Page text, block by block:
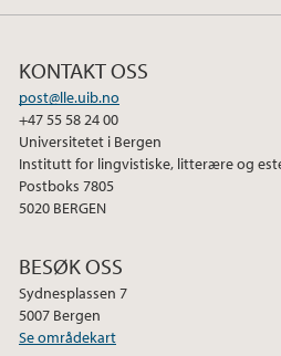
KONTAKT OSS
post@lle.uib.no
+47 55 58 24 00
Universitetet i Bergen
Institutt for lingvistiske, litterære og
Postboks 7805
5020 BERGEN
BESØK OSS
Sydnesplassen 7
5007 Bergen
Se områdekart